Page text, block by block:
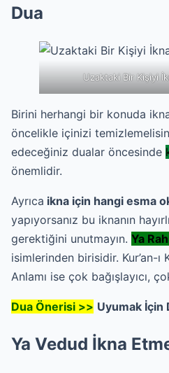
Dua
Uzaktaki Bir Kişiyi
Birini herhangi bir konuda
öncelikle içinizi
edeceğiniz dualar öncesinde
önemlidir.
Ayrıca ikna için hangi esma
yapıyorsanız bu iknanın
gerektiğini unutmayın. Ya
isimlerinden birisidir. Kur’an-ı
Anlamı ise çok bağışlayıcı,
Dua Önerisi >> Uyumak İçin
Ya Vedud İkna